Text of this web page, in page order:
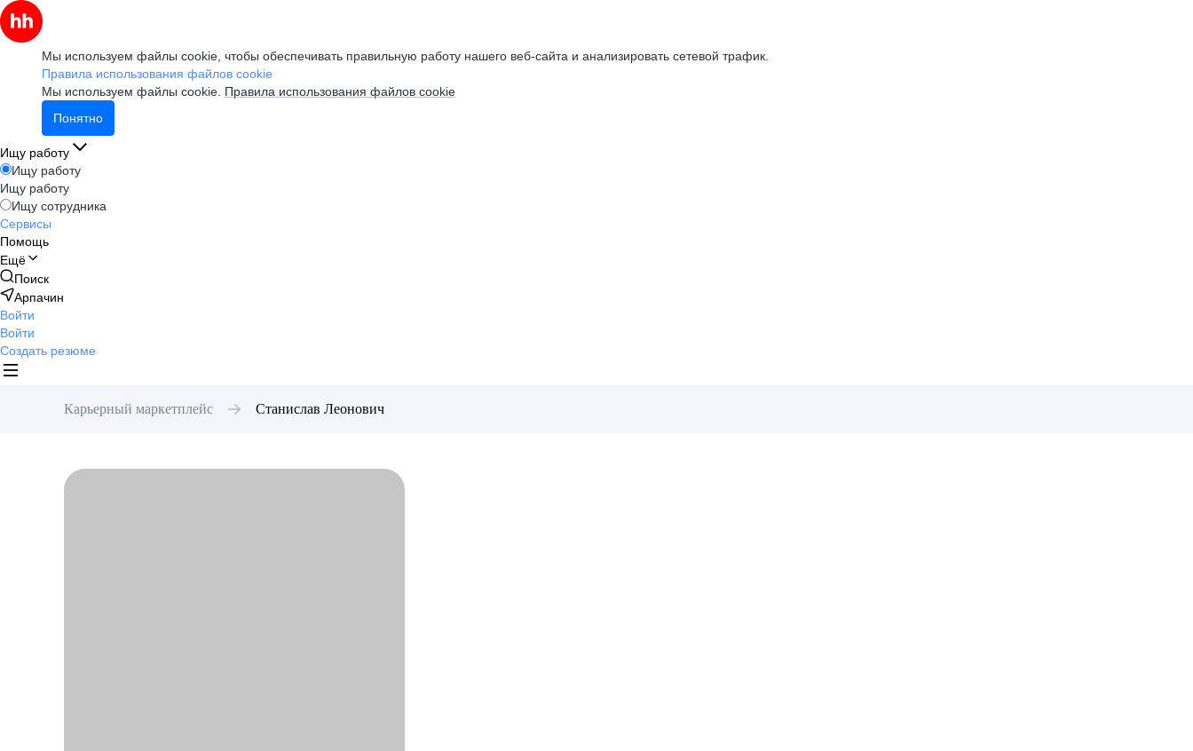
Мы используем файлы cookie, чтобы обеспечивать правильную работу нашего веб-сайта и анализировать сетевой трафик.
Правила использования файлов cookie
Мы используем файлы cookie. Правила использования файлов cookie
Понятно
Ищу работу
Ищу работу
Ищу работу
Ищу сотрудника
Сервисы
Помощь
Ещё
Поиск
Арпачин
Войти
Войти
Создать резюме
Карьерный маркетплейс Станислав Леонович